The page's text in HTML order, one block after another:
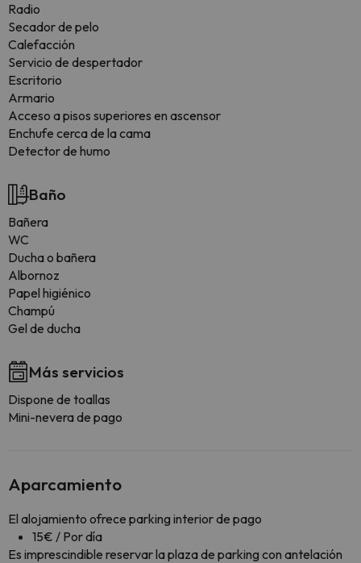
Radio
Secador de pelo
Calefacción
Servicio de despertador
Escritorio
Armario
Acceso a pisos superiores en ascensor
Enchufe cerca de la cama
Detector de humo
Baño
Bañera
WC
Ducha o bañera
Albornoz
Papel higiénico
Champú
Gel de ducha
Más servicios
Dispone de toallas
Mini-nevera de pago
Aparcamiento
El alojamiento ofrece parking interior de pago
15€ / Por día
Es imprescindible reservar la plaza de parking con antelación